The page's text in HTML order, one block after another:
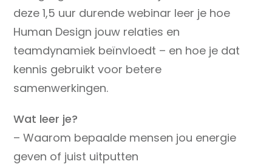
deze 1,5 uur durende webinar leer je hoe
Human Design jouw relaties en
teamdynamiek beïnvloedt – en hoe je dat
kennis gebruikt voor betere
samenwerkingen.
Wat leer je?
– Waarom bepaalde mensen jou energie
geven of juist uitputten